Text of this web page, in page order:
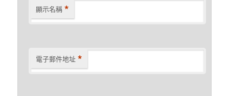
顯示名稱 *
電子郵件地址 *